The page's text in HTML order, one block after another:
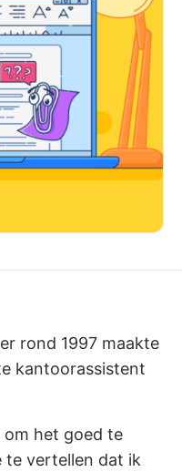
rond 1997 maakte
kantoorassistent
om het goed te
te vertellen dat ik